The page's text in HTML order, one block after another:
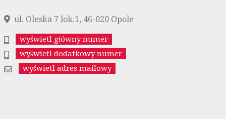
ul. Oleska 7 lok.1, 46-020 Opole
wyświetl główny numer
wyświetl dodatkowy numer
wyświetl adres mailowy